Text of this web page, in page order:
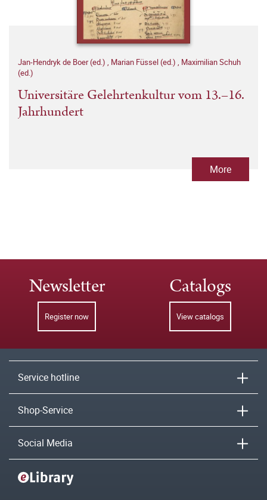
Jan-Hendryk de Boer (ed.) , Marian Füssel (ed.) , Maximilian Schuh
(ed.)
Universitäre Gelehrtenkultur vom 13.–16.
Jahrhundert
More
Newsletter
Register now
Catalogs
View catalogs
Service hotline
Shop-Service
Social Media